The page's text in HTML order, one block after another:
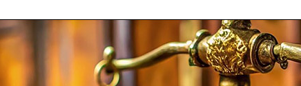
ضرب المثل
شعر فارسی
زندگینامه‌ی بزرگان
جانوران مهره‌دار - دوزیستان
جانوران مهره‌دار - ماهیان
جانوران مهره‌دار - فهرست‌ها